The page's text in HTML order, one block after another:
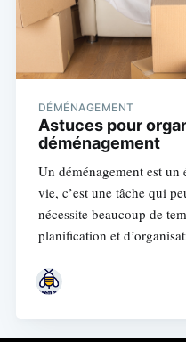
DÉMÉNAGEMENT
Astuces pour
déménagement
Un déménagement est
vie, c’est une tâche qui
nécessite beaucoup de
planification et